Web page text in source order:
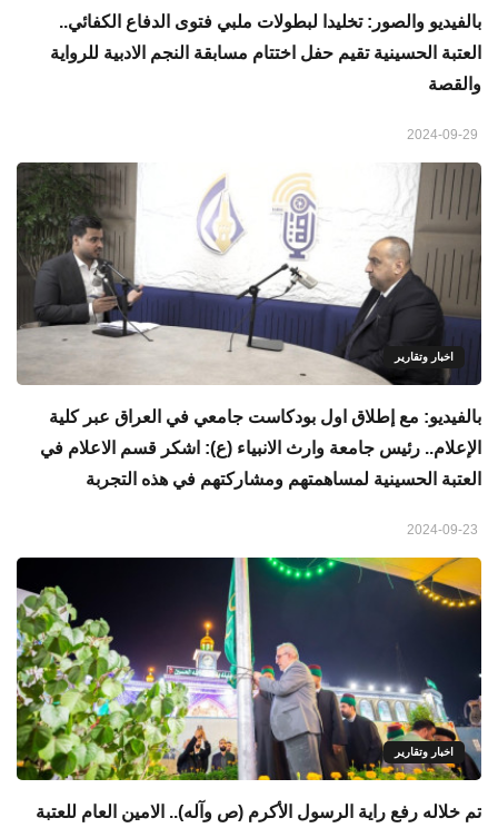
بالفيديو والصور: تخليدا لبطولات ملبي فتوى الدفاع الكفائي..
العتبة الحسينية تقيم حفل اختتام مسابقة النجم الادبية للرواية
والقصة
اخبار وتقارير
بالفيديو: مع إطلاق اول بودكاست جامعي في العراق عبر كلية
الإعلام.. رئيس جامعة وارث الانبياء (ع): اشكر قسم الاعلام في
العتبة الحسينية لمساهمتهم ومشاركتهم في هذه التجربة
اخبار وتقارير
تم خلاله رفع راية الرسول الأكرم (ص وآله).. الامين العام للعتبة